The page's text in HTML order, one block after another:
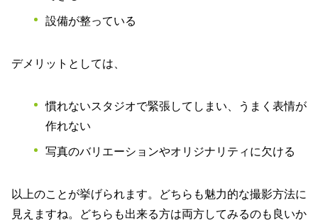
設備が整っている
デメリットとしては、
慣れないスタジオで緊張してしまい、うまく表情が
作れない
写真のバリエーションやオリジナリティに欠ける
以上のことが挙げられます。どちらも魅力的な撮影方法に
見えますね。どちらも出来る方は両方してみるのも良いか